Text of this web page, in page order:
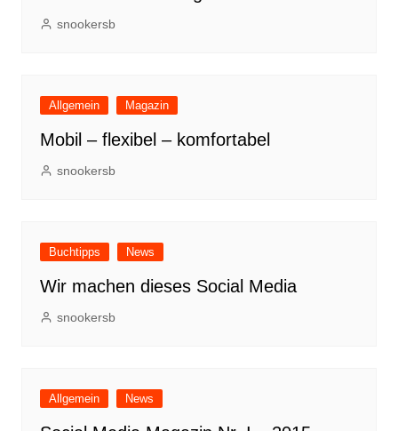
snookersb
Allgemein Magazin
Mobil – flexibel – komfortabel
snookersb
Buchtipps News
Wir machen dieses Social Media
snookersb
Allgemein News